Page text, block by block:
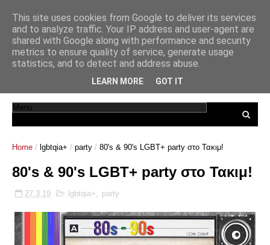
Home / lgbtqia+ / party / 80's & 90's LGBT+ party στο Τακιμ!
80's & 90's LGBT+ party στο Τακιμ!
27.3.19 lgbtqia+, party
This site uses cookies from Google to deliver its services
and to analyze traffic. Your IP address and user-agent are
shared with Google along with performance and security
metrics to ensure quality of service, generate usage
statistics, and to detect and address abuse.
LEARN MORE GOT IT